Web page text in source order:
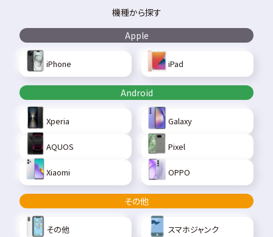
機種から探す
Apple
iPhone iPad
Android
Xperia Galaxy
AQUOS Pixel
Xiaomi OPPO
その他
その他 スマホジャンク